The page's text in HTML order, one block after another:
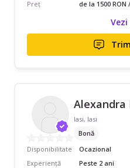
Preț
de la 1500 RON
Alexandra
Iasi, Iasi
Bonă
Disponibilitate
Ocazional
Experiență
Peste 2 ani